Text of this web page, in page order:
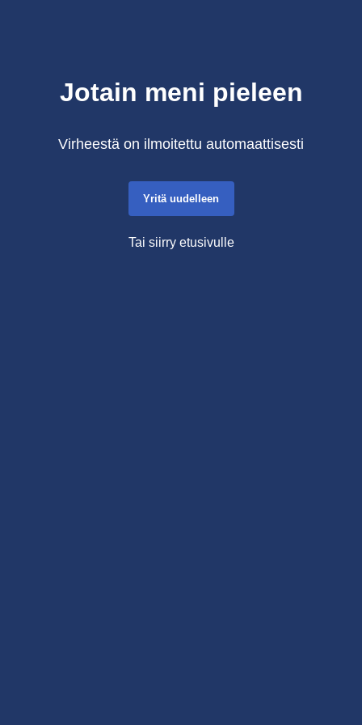
Jotain meni pieleen
Virheestä on ilmoitettu automaattisesti
Yritä uudelleen
Tai siirry etusivulle